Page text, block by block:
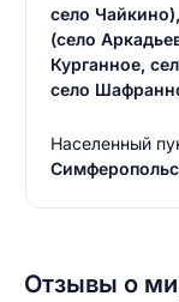
село
(село
Курганное,
село
Населенный
Отзывы о